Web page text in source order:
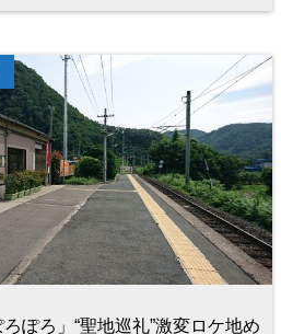
ぽろ」“聖地巡礼”激変ロケ地め